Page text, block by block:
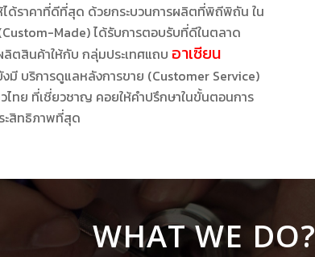
ได้ราคาที่ดีที่สุด ด้วยกระบวนการผลิตที่พิถีพิถัน ใน
Made) ได้รับการตอบรับที่ดีในตลาด
ลิตสินค้าให้กับ กลุ่มประเทศแถบ อาเซียน
งมี บริการดูแลหลังการขาย (Customer Service)
ทย ที่เชี่ยวชาญ คอยให้คำปรึกษาในขั้นตอนการ
ะสิทธิภาพที่สุด
WHAT WE DO?